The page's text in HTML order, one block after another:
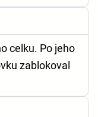
celku. Po jeho
zablokoval